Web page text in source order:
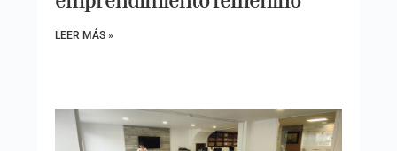
LEER MÁS »